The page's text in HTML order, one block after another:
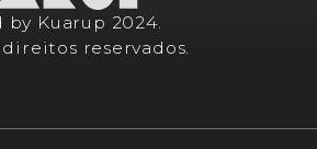
by Kuarup 2024.
direitos reservados.